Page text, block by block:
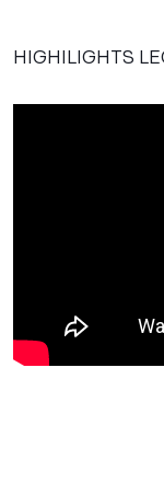
HIGHILIGHTS